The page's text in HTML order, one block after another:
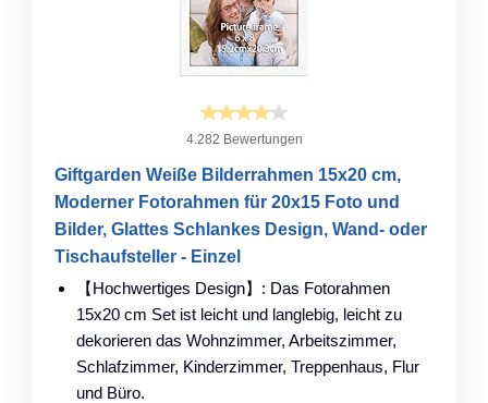
4.282 Bewertungen
Giftgarden Weiße Bilderrahmen 15x20 cm,
Moderner Fotorahmen für 20x15 Foto und
Bilder, Glattes Schlankes Design, Wand- oder
Tischaufsteller - Einzel
【Hochwertiges Design】: Das Fotorahmen
15x20 cm Set ist leicht und langlebig, leicht zu
dekorieren das Wohnzimmer, Arbeitszimmer,
Schlafzimmer, Kinderzimmer, Treppenhaus, Flur
und Büro.